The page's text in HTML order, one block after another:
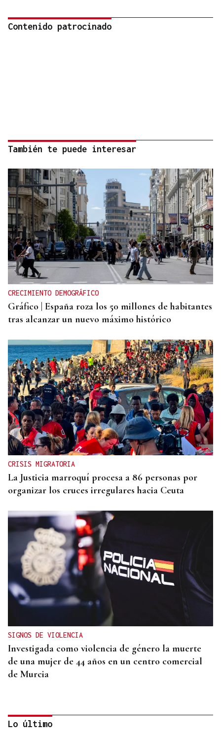
Contenido patrocinado
También te puede interesar
CRECIMIENTO DEMOGRÁFICO
Gráfico | España roza los 50 millones de habitantes
tras alcanzar un nuevo máximo histórico
CRISIS MIGRATORIA
La Justicia marroquí procesa a 86 personas por
organizar los cruces irregulares hacia Ceuta
SIGNOS DE VIOLENCIA
Investigada como violencia de género la muerte
de una mujer de 44 años en un centro comercial
de Murcia
Lo último